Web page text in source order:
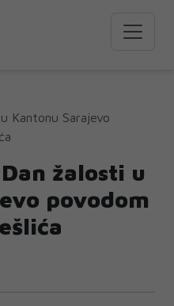
Kantonu Sarajevo
žalosti u
povodom